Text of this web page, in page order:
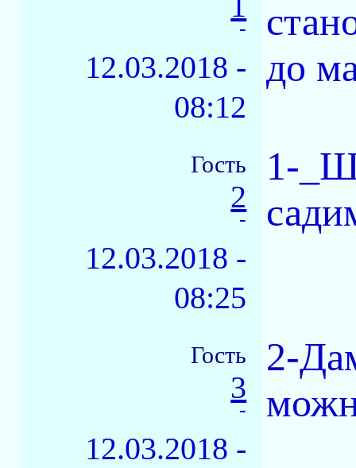
-
12.03.2018 -
08:12
до
Гость
2
-
12.03.2018 -
08:25
1-
Гость
3
-
12.03.2018 -
2-